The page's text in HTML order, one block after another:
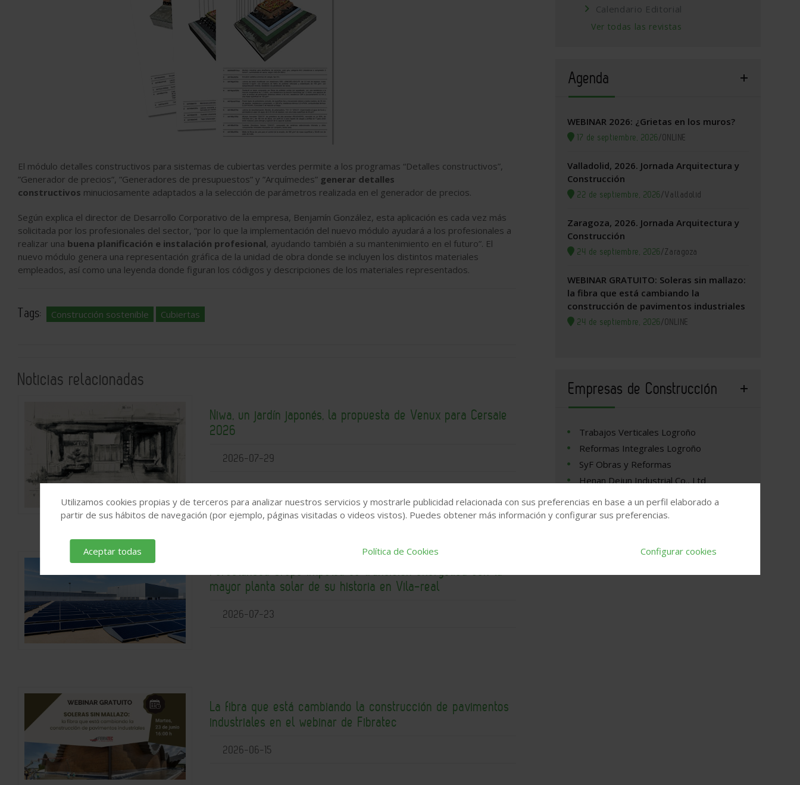
El módulo detalles constructivos para sistemas de cubiertas verdes permite a los programas “Detalles constructivos”,
”Generador de precios”, ”Generadores de presupuestos” y ”Arquímedes” generar detalles
constructivos minuciosamente adaptados a la selección de parámetros realizada en el generador de precios.
Según explica el director de Desarrollo Corporativo de la empresa, Benjamín González, esta aplicación es cada vez más
solicitada por los profesionales del sector, “por lo que la implementación del nuevo módulo ayudará a los profesionales a
realizar una buena planificación e instalación profesional, ayudando también a su mantenimiento en el futuro”. El
nuevo módulo genera una representación gráfica de la unidad de obra donde se incluyen los distintos materiales
empleados, así como una leyenda donde figuran los códigos y descripciones de los materiales representados.
Tags: Construcción sostenible Cubiertas
Noticias relacionadas
Niwa, un jardín japonés, la propuesta de Venux para Cersaie
2026
2026-07-29
mayor planta solar de su historia en Vila-real
2026-07-23
La fibra que está cambiando la construcción de pavimentos
industriales en el webinar de Fibratec
2026-06-15
Calendario Editorial
Ver todas las revistas
Agenda
WEBINAR 2026: ¿Grietas en los muros?
17 de septiembre, 2026/ONLINE
Valladolid, 2026. Jornada Arquitectura y
Construcción
22 de septiembre, 2026/Valladolid
Zaragoza, 2026. Jornada Arquitectura y
Construcción
24 de septiembre, 2026/Zaragoza
WEBINAR GRATUITO: Soleras sin mallazo:
la fibra que está cambiando la
construcción de pavimentos industriales
24 de septiembre, 2026/ONLINE
Empresas de Construcción
Trabajos Verticales Logroño
Reformas Integrales Logroño
SyF Obras y Reformas
Henan Dejun Industrial Co., Ltd
Utilizamos cookies propias y de terceros para analizar nuestros servicios y mostrarle publicidad relacionada con sus preferencias en base a un perfil elaborado a
partir de sus hábitos de navegación (por ejemplo, páginas visitadas o videos vistos). Puedes obtener más información y configurar sus preferencias.
Aceptar todas Política de Cookies Configurar cookies